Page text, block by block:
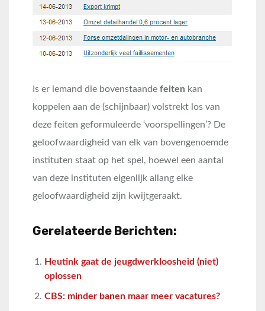
Is er iemand die bovenstaande feiten kan
koppelen aan de (schijnbaar) volstrekt los van
deze feiten geformuleerde ‘voorspellingen’? De
geloofwaardigheid van elk van bovengenoemde
instituten staat op het spel, hoewel een aantal
van deze instituten eigenlijk allang elke
geloofwaardigheid zijn kwijtgeraakt.
Gerelateerde Berichten:
Heutink gaat de jeugdwerkloosheid (niet)
oplossen
CBS: minder banen maar meer vacatures?